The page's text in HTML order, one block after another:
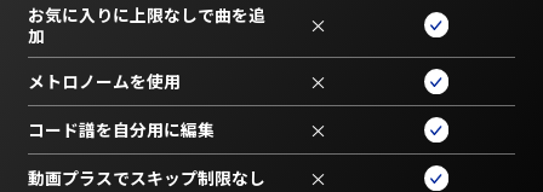
お気に入りに上限なしで曲を追
加
×
メトロノームを使用 ×
コード譜を自分用に編集 ×
動画プラスでスキップ制限なし ×